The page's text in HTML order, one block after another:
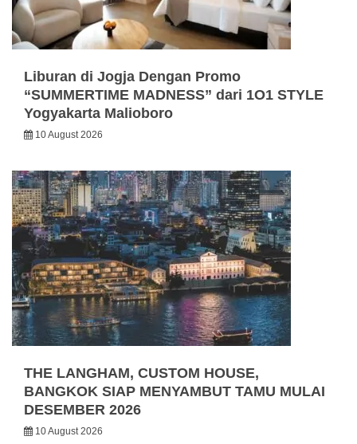
Liburan di Jogja Dengan Promo
“SUMMERTIME MADNESS” dari 1O1 STYLE
Yogyakarta Malioboro
10 August 2026
THE LANGHAM, CUSTOM HOUSE,
BANGKOK SIAP MENYAMBUT TAMU MULAI
DESEMBER 2026
10 August 2026